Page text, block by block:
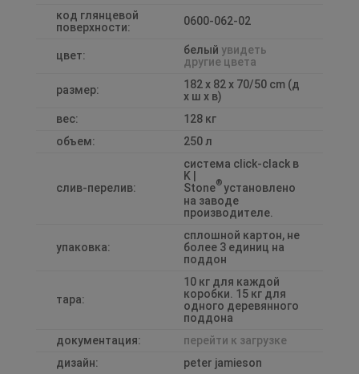
код глянцевой
поверхности:
0600-062-02
цвет: белый увидеть
другие цвета
размер:
182 x 82 x 70/50 cm (д
x ш x в)
вес:
128 кг
объем:
250 л
слив-перелив:
система click-clack в
K |
Stone®установлено
на заводе
производителе.
упаковка:
сплошной картон, не
более 3 единиц на
поддон
тара:
10 кг для каждой
коробки. 15 кг для
одного деревянного
поддона
документация:
перейти к загрузке
дизайн:
peter jamieson